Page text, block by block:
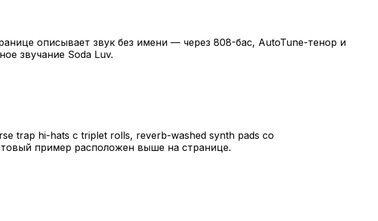
описывает звук без имени — через 808-бас, AutoTune-тенор и
звучание Soda Luv.
trap hi-hats с triplet rolls, reverb-washed synth pads со
пример расположен выше на странице.